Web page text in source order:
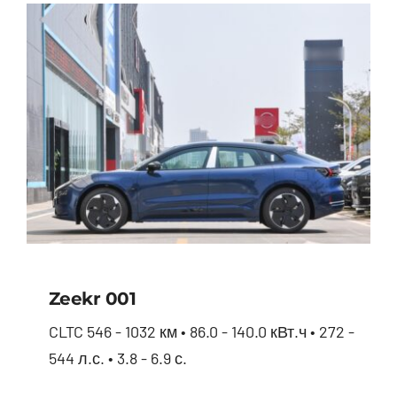
Zeekr 001
CLTC 546 - 1032 км • 86.0 - 140.0 кВт.ч • 272 -
544 л.с. • 3.8 - 6.9 с.